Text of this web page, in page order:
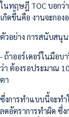
ในทฤษฎี TOC บอกว่
เกิดขึ้นคือ งานจะกอ
ตัวอย่าง การสนับสนุ
- ถ้าออร์เดอร์ในมือบ
ว่า ต้องรอประมาณ
ตา
ซึ่งการทำแบบนี้จะท
ลดอัตราการทำผิด ซึ่ง